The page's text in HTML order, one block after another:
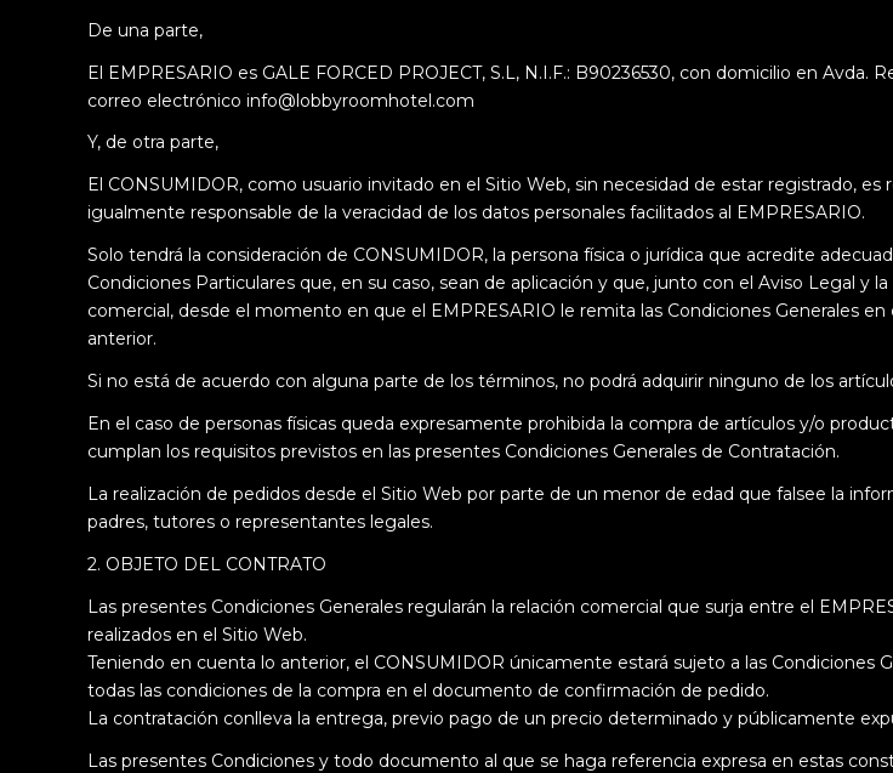
De una parte,
El EMPRESARIO es GALE FORCED PROJECT, S.L, N.I.F.: B90236530, con domicilio en Avda.
correo electrónico info@lobbyroomhotel.com
Y, de otra parte,
El CONSUMIDOR, como usuario invitado en el Sitio Web, sin necesidad de estar registrado,
igualmente responsable de la veracidad de los datos personales facilitados al EMPRESARIO.
Solo tendrá la consideración de CONSUMIDOR, la persona física o jurídica que acredite
Condiciones Particulares que, en su caso, sean de aplicación y que, junto con el Aviso Legal y
comercial, desde el momento en que el EMPRESARIO le remita las Condiciones Generales
anterior.
Si no está de acuerdo con alguna parte de los términos, no podrá adquirir ninguno de los
En el caso de personas físicas queda expresamente prohibida la compra de artículos y/o
cumplan los requisitos previstos en las presentes Condiciones Generales de Contratación.
La realización de pedidos desde el Sitio Web por parte de un menor de edad que falsee la
padres, tutores o representantes legales.
2. OBJETO DEL CONTRATO
Las presentes Condiciones Generales regularán la relación comercial que surja entre el
realizados en el Sitio Web.
Teniendo en cuenta lo anterior, el CONSUMIDOR únicamente estará sujeto a las
todas las condiciones de la compra en el documento de confirmación de pedido.
La contratación conlleva la entrega, previo pago de un precio determinado y públicamente
Las presentes Condiciones y todo documento al que se haga referencia expresa en estas